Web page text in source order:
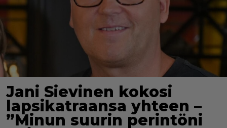
Jani Sievinen kokosi
lapsikatraansa yhteen –
”Minun suurin perintöni